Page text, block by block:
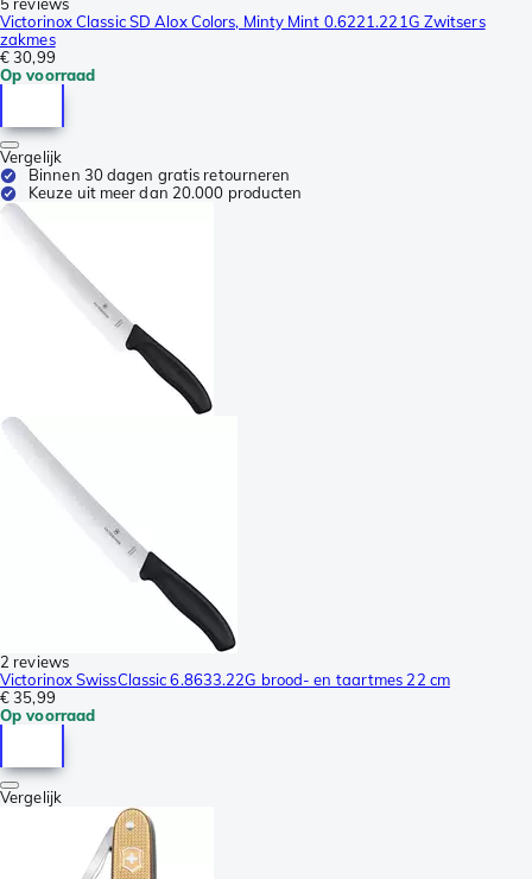
5 reviews
Victorinox Classic SD Alox Colors, Minty Mint 0.6221.221G Zwitsers
zakmes
€ 30,99
Op voorraad
Vergelijk
Binnen 30 dagen gratis retourneren
Keuze uit meer dan 20.000 producten
2 reviews
Victorinox SwissClassic 6.8633.22G brood- en taartmes 22 cm
€ 35,99
Op voorraad
Vergelijk